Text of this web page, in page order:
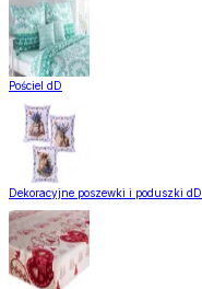
Pościel dD
Dekoracyjne poszewki i poduszki dD